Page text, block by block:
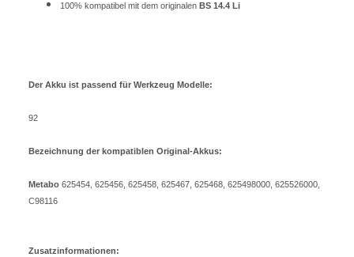
100% kompatibel mit dem originalen BS 14.4 Li
Der Akku ist passend für Werkzeug Modelle:
92
Bezeichnung der kompatiblen Original-Akkus:
Metabo 625454, 625456, 625458, 625467, 625468, 625498000, 625526000,
C98116
Zusatzinformationen: